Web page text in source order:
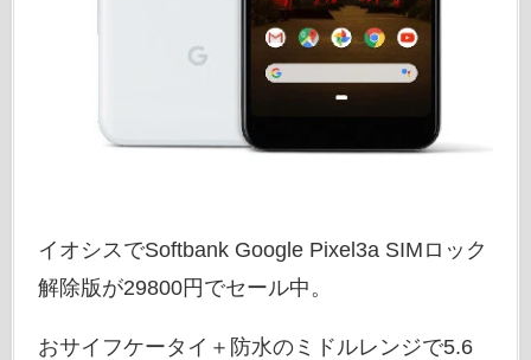
イオシスでSoftbank Google Pixel3a SIMロック
解除版が29800円でセール中。
おサイフケータイ＋防水のミドルレンジで5.6